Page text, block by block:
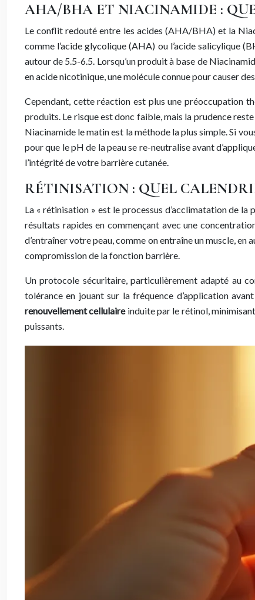
AHA/BHA ET NIACINAMIDE :
Le conflit redouté entre les acides (AHA/BHA) et la
comme l’acide glycolique (AHA) ou l’acide salicylique
autour de 5.5-6.5. Lorsqu’un produit à base de
en acide nicotinique, une molécule connue pour causer
Cependant, cette réaction est plus une préoccupation
produits. Le risque est donc faible, mais la prudence
Niacinamide le matin est la méthode la plus simple. Si
pour que le pH de la peau se re-neutralise avant
l’intégrité de votre barrière cutanée.
RÉTINISATION : QUEL
La « rétinisation » est le processus d’acclimatation de
résultats rapides en commençant avec une
d’entraîner votre peau, comme on entraîne un muscle,
compromission de la fonction barrière.
Un protocole sécuritaire, particulièrement adapté au
tolérance en jouant sur la fréquence d’application
renouvellement cellulaireinduite par le rétinol,
puissants.